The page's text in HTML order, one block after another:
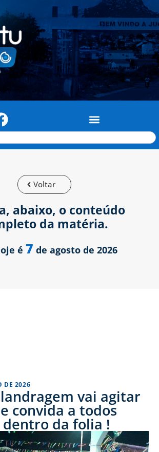
Voltar
abaixo, o conteúdo
da matéria.
é 7 de agosto de 2026
DE 2026
vai agitar
convida a todos
da folia !